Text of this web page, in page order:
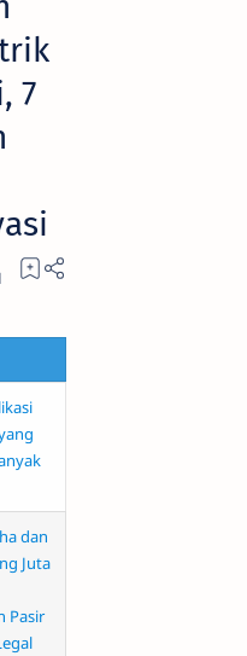
7
dan
Juta
Pasir